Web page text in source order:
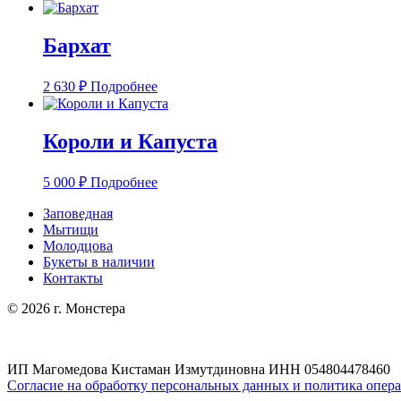
Бархат
2 630 ₽ Подробнее
Короли и Капуста
5 000 ₽ Подробнее
Заповедная
Мытищи
Молодцова
Букеты в наличии
Контакты
© 2026 г. Монстера
ИП Магомедова Кистаман Измутдиновна ИНН 054804478460
Согласие на обработку персональных данных и политика